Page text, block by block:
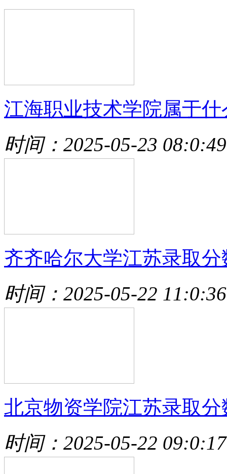
江海职业技术学院属于什
时间：2025-05-23 08:0:49
齐齐哈尔大学江苏录取分
时间：2025-05-22 11:0:36
北京物资学院江苏录取分
时间：2025-05-22 09:0:17